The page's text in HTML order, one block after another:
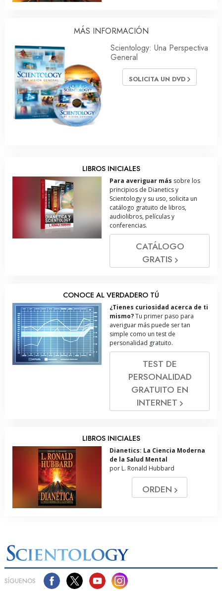
MÁS INFORMACIÓN
Scientology: Una Perspectiva
General
SOLICITA UN DVD
LIBROS INICIALES
Para averiguar más sobre los
principios de Dianetics y
Scientology y su uso, solicita un
catálogo gratuito de libros,
audiolibros, películas y
conferencias.
CATÁLOGO
GRATIS
CONOCE AL VERDADERO TÚ
¿Tienes curiosidad acerca de ti
mismo?Tu primer paso para
averiguar más puede ser tan
simple como un test de
personalidad gratuito.
TEST DE
PERSONALIDAD
GRATUITO EN
INTERNET
LIBROS INICIALES
Dianetics: La Ciencia Moderna
de la Salud Mental
por L. Ronald Hubbard
ORDEN
SÍGUENOS